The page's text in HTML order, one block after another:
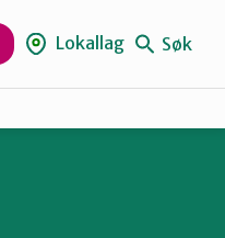
Lokallag Søk